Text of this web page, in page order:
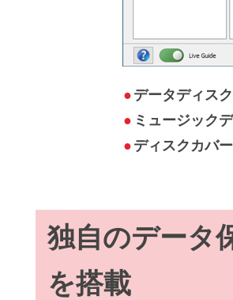
● データディス
● ミュージック
● ディスクカバ
独自のデータ
を搭載